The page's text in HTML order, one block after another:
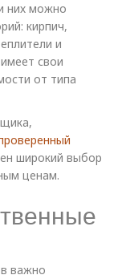
них можно
кирпич,
и
свои
от типа
широкий выбор
ценам.
важно